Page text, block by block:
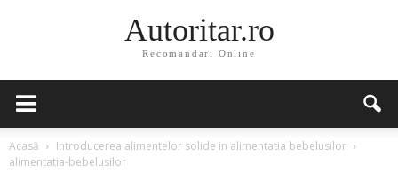
Autoritar.ro
Recomandari Online
Acasă
Introducerea alimentelor solide in alimentatia bebelusilor
alimentatia-bebelusilor